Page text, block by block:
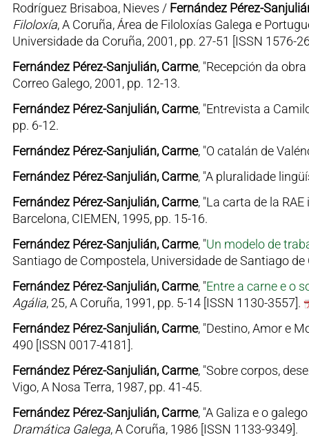
Rodríguez Brisaboa, Nieves / Fernández Pérez-
Filoloxía, A Coruña, Área de Filoloxías Galega e
Universidade da Coruña, 2001, pp. 27-51 [ISSN 1576-
Fernández Pérez-Sanjulián, Carme, "Recepción da
Correo Galego, 2001, pp. 12-13.
Fernández Pérez-Sanjulián, Carme, "Entrevista a
pp. 6-12.
Fernández Pérez-Sanjulián, Carme, "O catalán de
Fernández Pérez-Sanjulián, Carme, "A pluralidade
Fernández Pérez-Sanjulián, Carme, "La carta de la
Barcelona, CIEMEN, 1995, pp. 15-16.
Fernández Pérez-Sanjulián, Carme, "Un modelo de
Santiago de Compostela, Universidade de Santiago
Fernández Pérez-Sanjulián, Carme, "Entre a carne e o
Agália, 25, A Coruña, 1991, pp. 5-14 [ISSN 1130-3557].
Fernández Pérez-Sanjulián, Carme, "Destino, Amor e
490 [ISSN 0017-4181].
Fernández Pérez-Sanjulián, Carme, "Sobre corpos,
Vigo, A Nosa Terra, 1987, pp. 41-45.
Fernández Pérez-Sanjulián, Carme, "A Galiza e o
Dramática Galega, A Coruña, 1986 [ISSN 1133-9349].